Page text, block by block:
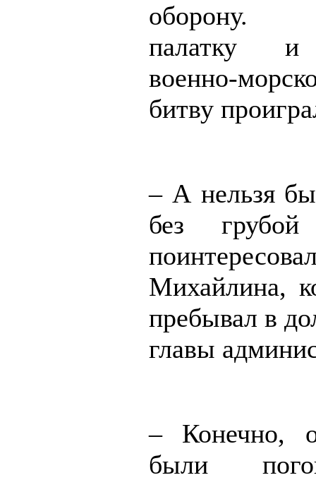
оборону.
палатку и
военно-
битву
– А нельзя
без
Михайлина,
пребывал в
главы
– Конечно,
были